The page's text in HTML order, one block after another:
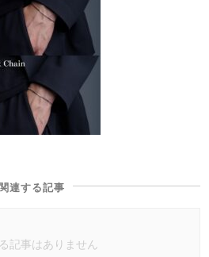
連する記事
記事はありません